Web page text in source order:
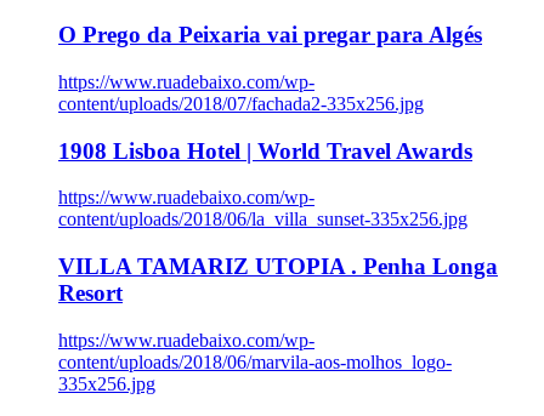
O Prego da Peixaria vai pregar para Algés
https://www.ruadebaixo.com/wp-
content/uploads/2018/07/fachada2-335x256.jpg
1908 Lisboa Hotel | World Travel Awards
https://www.ruadebaixo.com/wp-
content/uploads/2018/06/la_villa_sunset-335x256.jpg
VILLA TAMARIZ UTOPIA . Penha Longa
Resort
https://www.ruadebaixo.com/wp-
content/uploads/2018/06/marvila-aos-molhos_logo-
335x256.jpg